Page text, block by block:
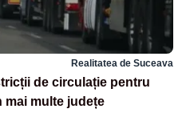
Realitatea de Suceava
de circulație pentru
mai multe județe